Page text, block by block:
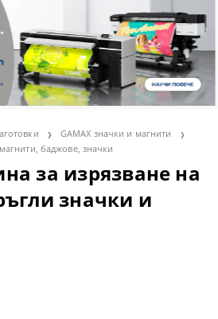
GAMAX значки и магнити
баджове, значки
за изрязване на
значки и